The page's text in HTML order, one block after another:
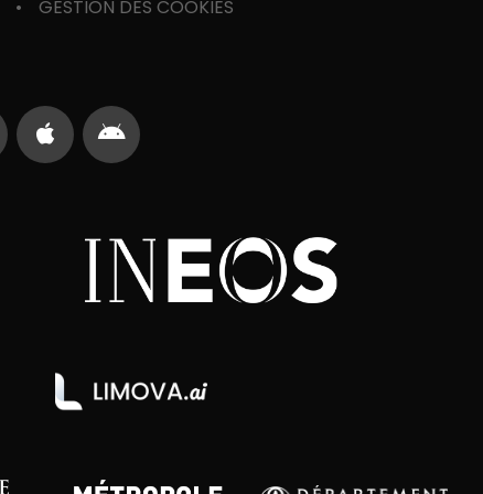
GESTION DES COOKIES